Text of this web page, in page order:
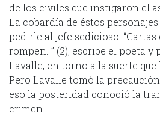
de los civiles que instigaron el
La cobardía de éstos
pedirle al jefe sedicioso: “Cartas
rompen…” (2); escribe el poeta y
Lavalle, en torno a la suerte que
Pero Lavalle tomó la
eso la posteridad conoció la
crimen.